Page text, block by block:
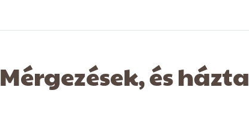
Mérgezések, és